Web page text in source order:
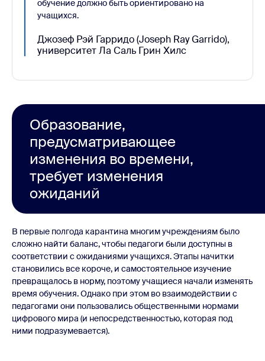
обучение должно быть ориентировано на
учащихся.
Джозеф Рэй Гарридо (Joseph Ray Garrido),
университет Ла Саль Грин Хилс
Образование,
предусматривающее
изменения во времени,
требует изменения
ожиданий
В первые полгода карантина многим учреждениям было
сложно найти баланс, чтобы педагоги были доступны в
соответствии с ожиданиями учащихся. Этапы начитки
становились все короче, и самостоятельное изучение
превращалось в норму, поэтому учащиеся начали изменять
время обучения. Однако при этом во взаимодействии с
педагогами они пользовались общественными нормами
цифрового мира (и непосредственностью, которая под
ними подразумевается).